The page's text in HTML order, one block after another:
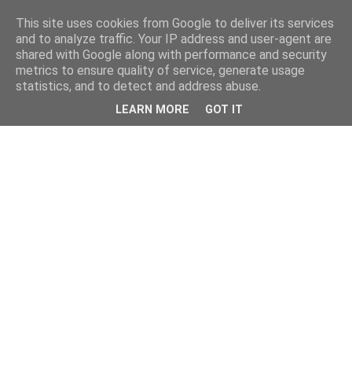
This site uses cookies from Google to deliver its services
and to analyze traffic. Your IP address and user-agent are
shared with Google along with performance and security
metrics to ensure quality of service, generate usage
statistics, and to detect and address abuse.
LEARN MORE GOT IT